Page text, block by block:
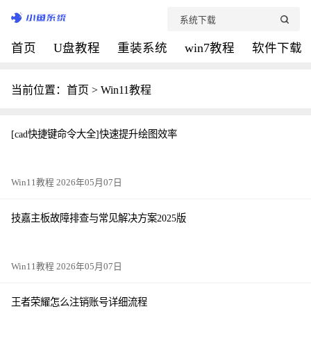
首页 U盘教程 重装系统 win7教程 软件下载
当前位置： 首页 > Win11教程
[cad快捷键命令大全]快速提升绘图效率
Win11教程 2026年05月07日
技嘉主板故障排查与常见解决方案2025版
Win11教程 2026年05月07日
王者荣耀怎么注销账号详细流程